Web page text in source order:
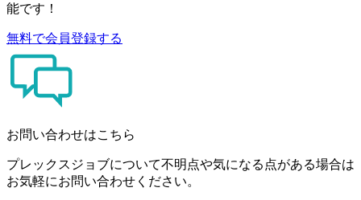
能です！
無料で会員登録する
お問い合わせはこちら
プレックスジョブについて不明点や気になる点がある場合は
お気軽にお問い合わせください。